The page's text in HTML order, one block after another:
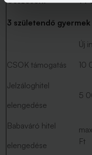
3 születendő gyermek
Új
CSOK támogatás 10
Jelzáloghitel
elengedése
5
Babaváró hitel
elengedése
Ft